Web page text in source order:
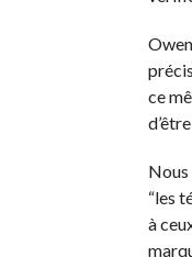
ce
Nous
“les
à